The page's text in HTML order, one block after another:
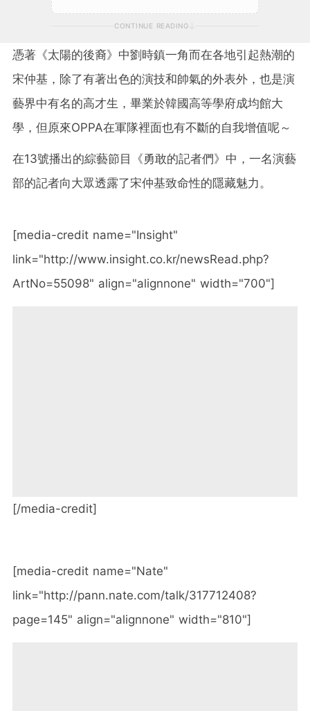
CONTINUE READING
憑著《太陽的後裔》中劉時鎮一角而在各地引起熱潮的
宋仲基，除了有著出色的演技和帥氣的外表外，也是演
藝界中有名的高才生，畢業於韓國高等學府成均館大
學，但原來OPPA在軍隊裡面也有不斷的自我增值呢～
在13號播出的綜藝節目《勇敢的記者們》中，一名演藝
部的記者向大眾透露了宋仲基致命性的隱藏魅力。
[media-credit name="Insight"
link="http://www.insight.co.kr/newsRead.php?
ArtNo=55098" align="alignnone" width="700"]
[/media-credit]
[media-credit name="Nate"
link="http://pann.nate.com/talk/317712408?
page=145" align="alignnone" width="810"]